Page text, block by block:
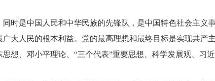
是中国人民和中华民族的先锋队，是中国特色社会主义
大人民的根本利益。党的最高理想和最终目标是实现共产主
、邓小平理论、“三个代表”重要思想、科学发展观、习